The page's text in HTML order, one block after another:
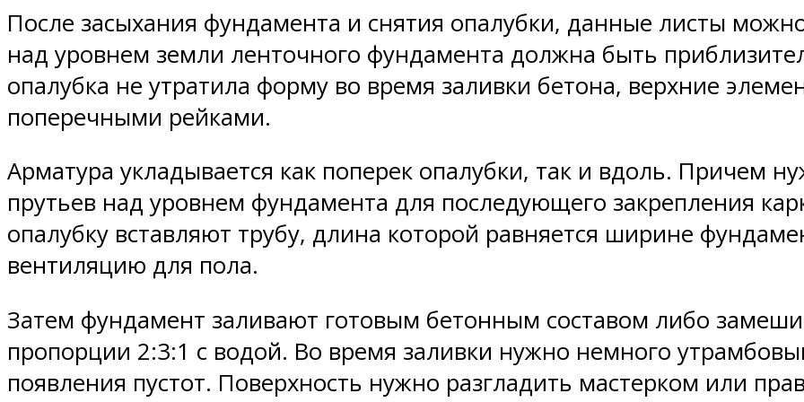
После засыхания фундамента и снятия опалубки, данные листы
над уровнем земли ленточного фундамента должна быть
опалубка не утратила форму во время заливки бетона, верхние
поперечными рейками.
Арматура укладывается как поперек опалубки, так и вдоль. Причем
прутьев над уровнем фундамента для последующего закрепления
опалубку вставляют трубу, длина которой равняется ширине
вентиляцию для пола.
Затем фундамент заливают готовым бетонным составом либо
пропорции 2:3:1 с водой. Во время заливки нужно немного
появления пустот. Поверхность нужно разгладить мастерком или